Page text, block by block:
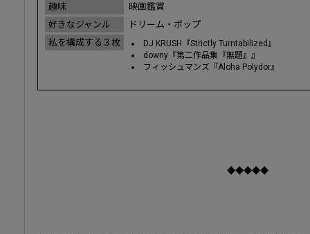
趣味
映画鑑賞
好きなジャンル
ドリーム・ポップ
私を構成する３枚
DJ KRUSH『Strictly Turntabilized』
downy『第二作品集『無題』』
フィッシュマンズ『Aloha Polydor』
◆◆◆◆◆